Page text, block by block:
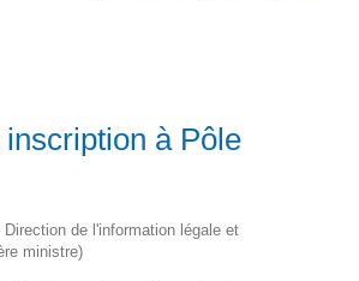
à Pôle
de l'information légale et
ministre)